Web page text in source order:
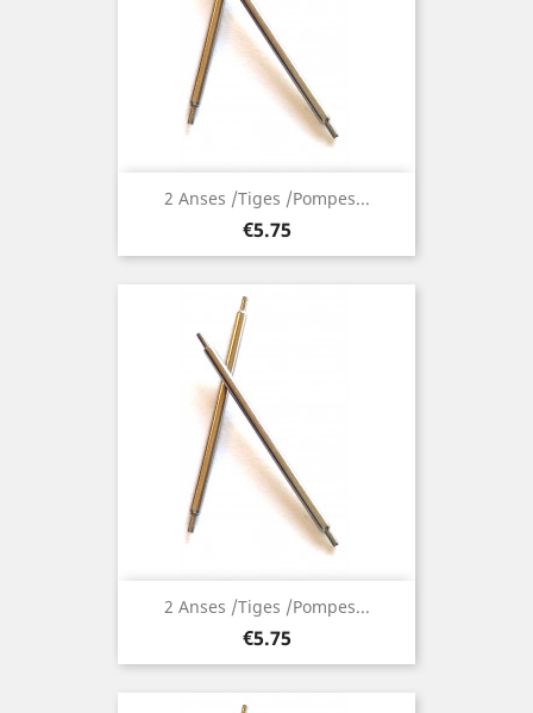
2 Anses /Tiges /Pompes...
Price
€5.75
2 Anses /Tiges /Pompes...
Price
€5.75